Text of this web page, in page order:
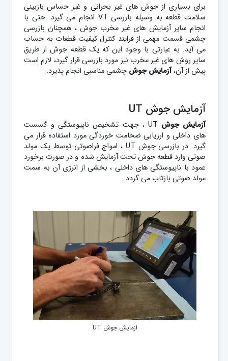
برای بسیاری از جوش های غیر بحرانی و غیر حساس بازبینی
سلامت قطعه به وسیله بازرسی VT انجام می گیرد. حتی با
انجام سایر آزمایش های غیر مخرب جوش ، همچنان بازرسی
چشمی قسمت مهمی از فرایند کنترل کیفیت قطعات به حساب
می آید. به عبارتی با وجود این که یک قطعه جوش از طریق
سایر روش های غیر مخرب نیز مورد بازرسی قرار گیرد، لازم است
پیش از آن،آزمایش جوش چشمی مناسبی انجام پذیرد.
آزمایش جوش UT
آزمایش جوش UT ، جهت تشخیص ناپیوستگی و گسست‌
های داخلی و ارزیابی ضخامت خوردگی مورد استفاده قرار می
گیرد. در بازرسی جوش UT
، امواج فراصوتی توسط یک مولد
صوتی وارد قطعه جوش تحت آزمایش شده و در صورت برخورد
عمود با ناپیوستگی های داخلی ، بخشی از انرژی آن به سمت
مولد صوتی بازتاب می گردد.
ازمایش جوش UT